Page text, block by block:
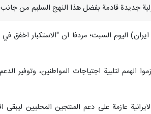
جديدة قادمة بفضل هذا النهج السليم من جانب
اليوم السبت؛ مردفا ان "الاستكبار اخفق
الهمم لتلبية اجتياجات المواطنين، وتوفير
عازمة على دعم المنتجين المحليين ليبقى